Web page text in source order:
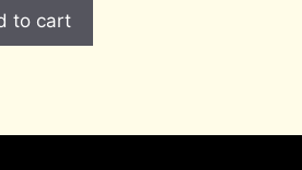
to cart